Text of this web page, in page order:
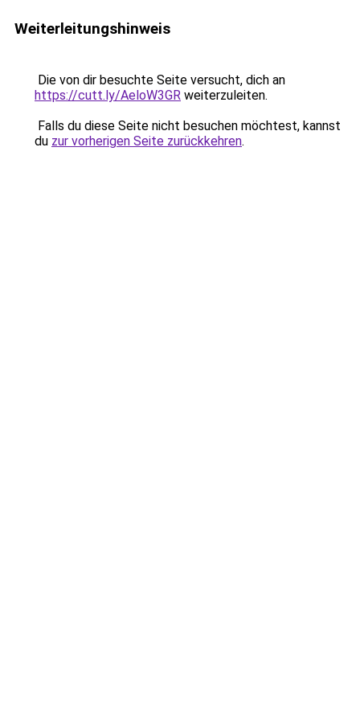
Weiterleitungshinweis
Die von dir besuchte Seite versucht, dich an
https://cutt.ly/AeloW3GR weiterzuleiten.
Falls du diese Seite nicht besuchen möchtest, kannst
du zur vorherigen Seite zurückkehren.